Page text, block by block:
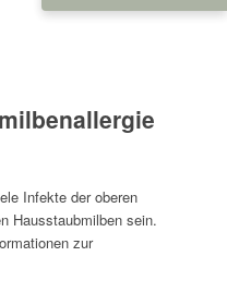
Infekte der oberen
Hausstaubmilben sein.
zur